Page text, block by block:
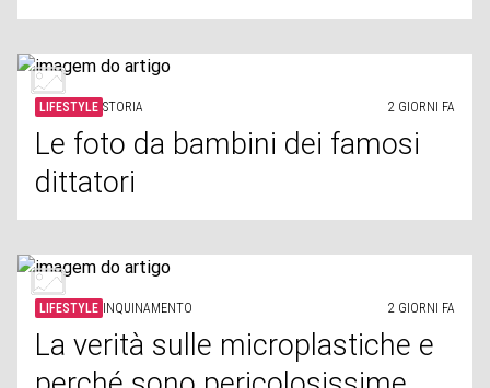
LIFESTYLE STORIA 2 GIORNI FA
Le foto da bambini dei famosi
dittatori
LIFESTYLE INQUINAMENTO 2 GIORNI FA
La verità sulle microplastiche e